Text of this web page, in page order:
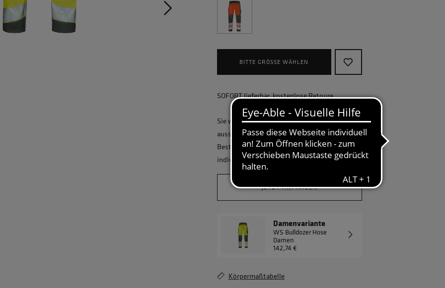
BITTE GRÖSSE WÄHLEN
SOFORT lieferbar, kostenlose Retoure
Sie wollen Ihr Unternehmen ganzheitlich
ausstatten und benötigen eine größere
Bestellmenge? Gerne erstellen wir Ihnen ein
individuelles Angebot.
JETZT ANFRAGEN
Damenvariante
WS Bulldozer Hose
Damen
142,74 €
Körpermaßtabelle